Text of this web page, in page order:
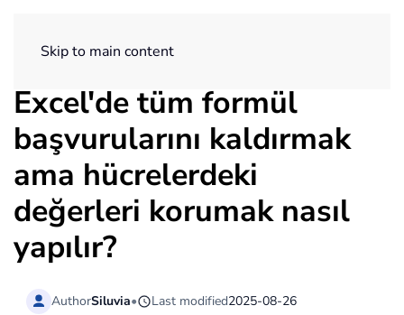
Skip to main content
Excel'de tüm formül
başvurularını kaldırmak
ama hücrelerdeki
değerleri korumak nasıl
yapılır?
AuthorSiluvia• Last modified2025-08-26